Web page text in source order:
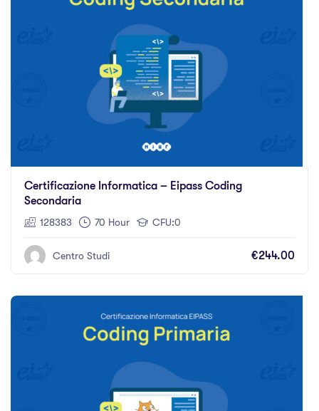
Certificazione Informatica – Eipass Coding
Secondaria
128383 70 Hour CFU:0
Centro Studi €244.00